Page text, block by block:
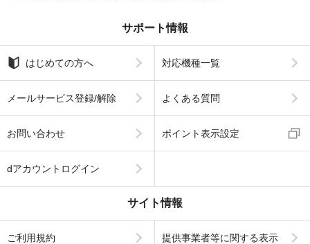
サポート情報
はじめての方へ 対応機種一覧
メールサービス登録/解除 よくある質問
お問い合わせ ポイント表示設定
dアカウントログイン
サイト情報
ご利用規約 提供事業者等に関する表示